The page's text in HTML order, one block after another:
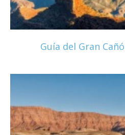
Guía del Gran